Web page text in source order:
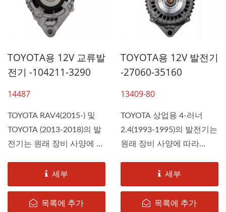
TOYOTA용 12V 교류발
전기 -104211-3290
14487
TOYOTA RAV4(2015-) 및
TOYOTA (2013-2018)의 발
전기는 원래 장비 사양에 따
세부
목록에 추가
TOYOTA용 12V 발전기
-27060-35160
13409-80
TOYOTA 상업용 4-러너
2.4(1993-1995)의 발전기는
원래 장비 사양에 따라
세부
목록에 추가